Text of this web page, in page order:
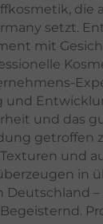
die
setzt.
mit
und
und das
getroffen
und
in
Deutschland –